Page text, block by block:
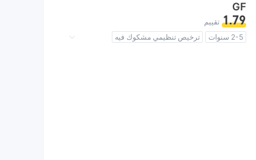
GF
1.79 تقييم
2-5 سنوات
ترخيص تنظيمي مشكوك فيه